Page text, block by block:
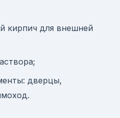
кирпич для внешней
дверцы,